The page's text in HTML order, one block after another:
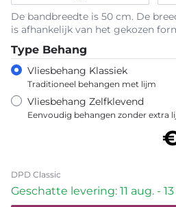
De bandbreedte is 50 cm. De
is afhankelijk van het gekozen
Type Behang
Vliesbehang Klassiek
Traditioneel behangen met lijm
Vliesbehang Zelfklevend
Eenvoudig behangen zonder extra
DPD Classic
Geschatte levering: 11 aug. -